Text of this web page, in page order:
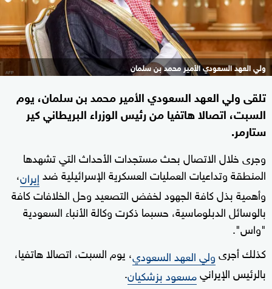
ولي العهد السعودي الأمير محمد بن سلمان
تلقى ولي العهد السعودي الأمير محمد بن سلمان، يوم
السبت، اتصالا هاتفيا من رئيس الوزراء البريطاني كير
ستارمر.
وجرى خلال الاتصال بحث مستجدات الأحداث التي تشهدها
المنطقة وتداعيات العمليات العسكرية الإسرائيلية ضدإيران،
وأهمية بذل كافة الجهود لخفض التصعيد وحل الخلافات كافة
بالوسائل الدبلوماسية، حسبما ذكرت وكالة الأنباء السعودية
"واس".
كذلك أجرىولي العهد السعودي، يوم السبت، اتصالا هاتفيا،
بالرئيس الإيرانيمسعود بزشكيان.